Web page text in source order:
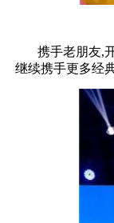
携手老朋友,
继续携手更多经